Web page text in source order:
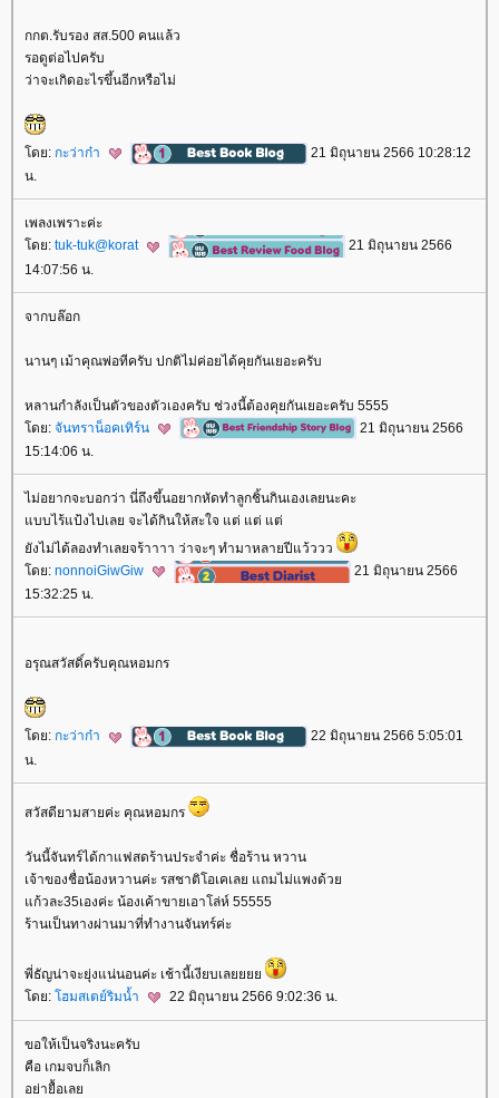
กกต.รับรอง สส.500 คนแล้ว
รอดูต่อไปครับ
ว่าจะเกิดอะไรขึ้นอีกหรือไม่
ดย: กะว่าก๋า
21 มิถุนายน 2566 10:28:12
น.
เพลงเพราะค่ะ
ดย: tuk-tuk@korat
21 มิถุนายน 2566
14:07:56 น.
จากบล๊อก
นานๆ เม้าคุณพ่อทีครับ ปกติไม่ค่อยได้คุยกันเยอะครับ
หลานกำลังเป็นตัวของตัวเองครับ ช่วงนี้ต้องคุยกันเยอะครับ 5555
ดย: จันทราน็อคเทิร์น
21 มิถุนายน 2566
15:14:06 น.
ไม่อยากจะบอกว่า นี่ถึงขึ้นอยากหัดทำลูกชิ้นกินเองเลยนะคะ
บบไร้แป้งไปเลย จะได้กินให้สะใจ แต่ แต่ แต่
ังไม่ได้ลองทำเลยจร้าาาา ว่าจะๆ ทำมาหลายปีแว้ววว
ดย: nonnoiGiwGiw
21 มิถุนายน 2566
15:32:25 น.
อรุณสวัสดิ์ครับคุณหอมกร
ดย: กะว่าก๋า
22 มิถุนายน 2566 5:05:01
น.
สวัสดียามสายค่ะ คุณหอมกร
วันนี้จันทร์ได้กาแฟสดร้านประจำค่ะ ชื่อร้าน หวาน
เจ้าของชื่อน้องหวานค่ะ รสชาติโอเคเลย แถมไม่แพงด้ว
ก้วละ35เองค่ะ น้องเค้าขายเอาโล่ห์ 55555
ร้านเป็นทางผ่านมาที่ทำงานจันทร์ค่ะ
พี่ธัญน่าจะยุ่งแน่นอนค่ะ เช้านี้เงียบเล
ดย: ฮมสเตย์ริมน้ำ 22 มิถุนายน 2566 9:02:36 น.
ขอให้เป็นจริงนะครับ
คือ เกมจบก็เลิก
อย่ายื้อเล